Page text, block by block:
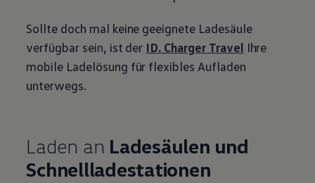
Sollte doch mal keine geeignete Ladesäule
verfügbar sein, ist der ID. Charger Travel Ihre
mobile Ladelösung für flexibles Aufladen
unterwegs.
Laden an Ladesäulen und
Schnellladestationen